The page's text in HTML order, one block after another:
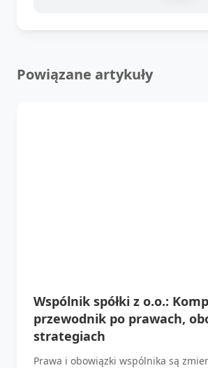
Powiązane artykuły
Wspólnik spółki z o.o.:
przewodnik po prawach,
strategiach
Prawa i obowiązki wspólnika są